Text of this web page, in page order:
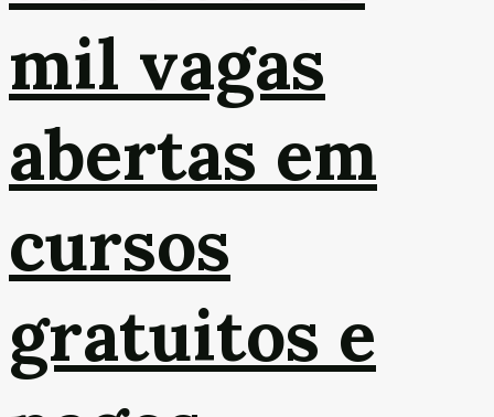
mil vagas
abertas em
cursos
gratuitos e